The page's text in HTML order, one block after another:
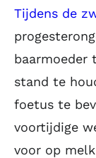
Tijdens de
baarmoeder
stand te
foetus te
voortijdige
voor op